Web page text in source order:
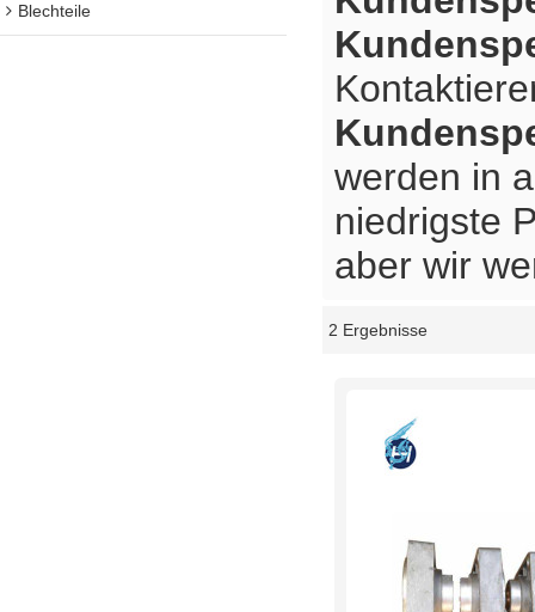
Blechteile
werden in
niedrigste
aber wir
2 Ergebnisse